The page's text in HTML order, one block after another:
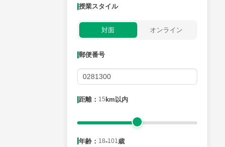
授業スタイル
対面 オンライン
郵便番号
距離： 15 km以内
年齢： 18-101 歳
月曜日 火曜日
距離：15km以内
年齢：18-101歳